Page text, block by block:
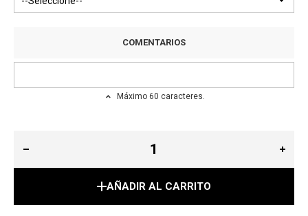
COMENTARIOS
Máximo 60 caracteres.
AÑADIR AL CARRITO